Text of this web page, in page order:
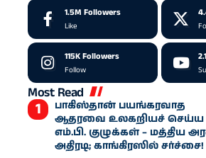
1.5M Followers
Like
115KFollowers
Follow
Most Read
பாகிஸ்தான் பயங்கரவாத
ஆதரவை உலகறியச் செய்ய
எம்.பி. குழுக்கள் – மத்திய
அதிரடி; காங்கிரஸில் சர்ச்சை!